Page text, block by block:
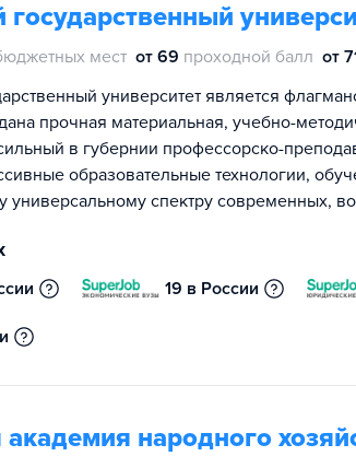
государственный
мест от 69 проходной балл от
университет является
прочная материальная, учебно-
в губернии профессорско-
образовательные технологии,
спектру современных,
19 в России
академия народного